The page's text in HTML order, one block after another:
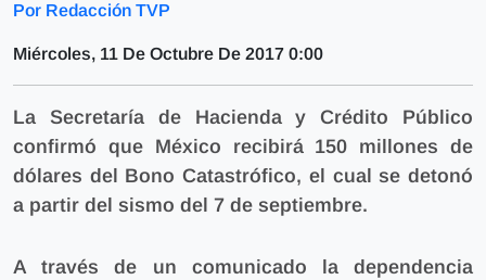
Por Redacción TVP
Miércoles, 11 De Octubre De 2017 0:00
La Secretaría de Hacienda y Crédito Público
confirmó que México recibirá 150 millones de
dólares del Bono Catastrófico, el cual se detonó
a partir del sismo del 7 de septiembre.
A través de un comunicado la dependencia